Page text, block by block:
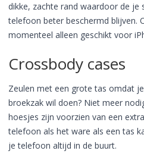
dikke, zachte rand waardoor de je
telefoon beter beschermd blijven.
momenteel alleen geschikt voor
Crossbody cases
Zeulen met een grote tas omdat
broekzak wil doen? Niet meer
hoesjes zijn voorzien van een
telefoon als het ware als een tas
je telefoon altijd in de buurt.